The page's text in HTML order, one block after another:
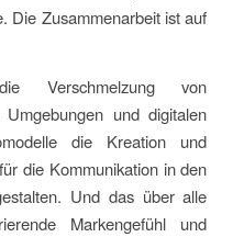
Die Zusammenarbeit ist auf
von
Umgebungen und digitalen
die Kreation und
die Kommunikation in den
Und das über alle
Markengefühl und